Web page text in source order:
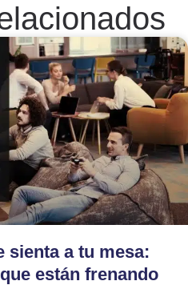
sienta a tu mesa:
están frenando